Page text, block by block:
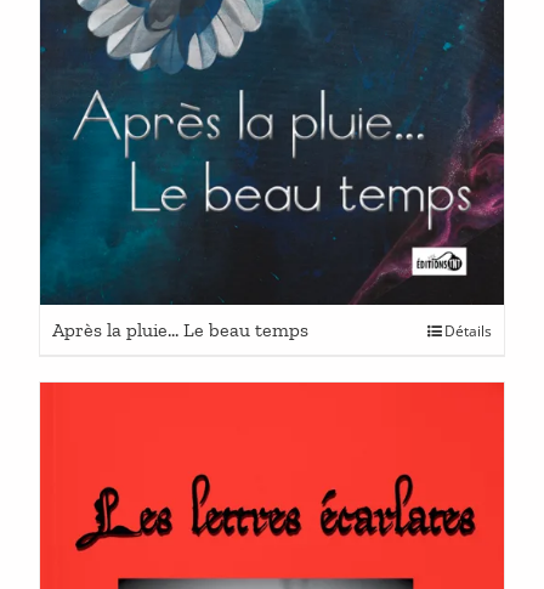
Après la pluie… Le beau temps
Ce
a
peuvent
être
Détails